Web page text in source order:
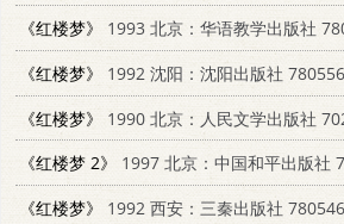
《红楼梦》
1993 北京：华语教学出版社
《红楼梦》
1992 沈阳：沈阳出版社
《红楼梦》
1990 北京：人民文学出版社
《红楼梦 2》
1997 北京：中国和平出版社
《红楼梦》
1992 西安：三秦出版社